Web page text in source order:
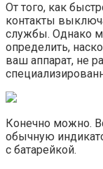
От того, как
контакты
службы. Однако
определить,
ваш аппарат, не
Конечно можно.
обычную
с батарейкой.